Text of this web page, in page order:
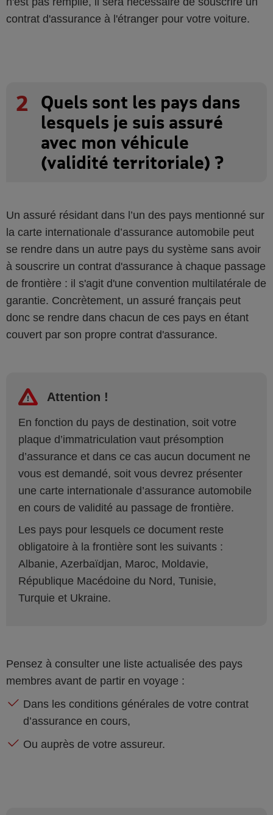
contrat d'assurance à l'étranger pour votre voiture.
2
Quels sont les pays dans
lesquels je suis assuré
avec mon véhicule
(validité territoriale) ?
Un assuré résidant dans l’un des pays mentionné sur
la carte internationale d’assurance automobile peut
se rendre dans un autre pays du système sans avoir
à souscrire un contrat d'assurance à chaque passage
de frontière : il s'agit d'une convention multilatérale de
garantie. Concrètement, un assuré français peut
donc se rendre dans chacun de ces pays en étant
couvert par son propre contrat d'assurance.
Attention !
En fonction du pays de destination, soit votre
plaque d’immatriculation vaut présomption
d’assurance et dans ce cas aucun document ne
vous est demandé, soit vous devrez présenter
une carte internationale d’assurance automobile
en cours de validité au passage de frontière.
Les pays pour lesquels ce document reste
obligatoire à la frontière sont les suivants :
Albanie, Azerbaïdjan, Maroc, Moldavie,
République Macédoine du Nord, Tunisie,
Turquie et Ukraine.
Pensez à consulter une liste actualisée des pays
membres avant de partir en voyage :
Dans les conditions générales de votre contrat
d’assurance en cours,
Ou auprès de votre assureur.